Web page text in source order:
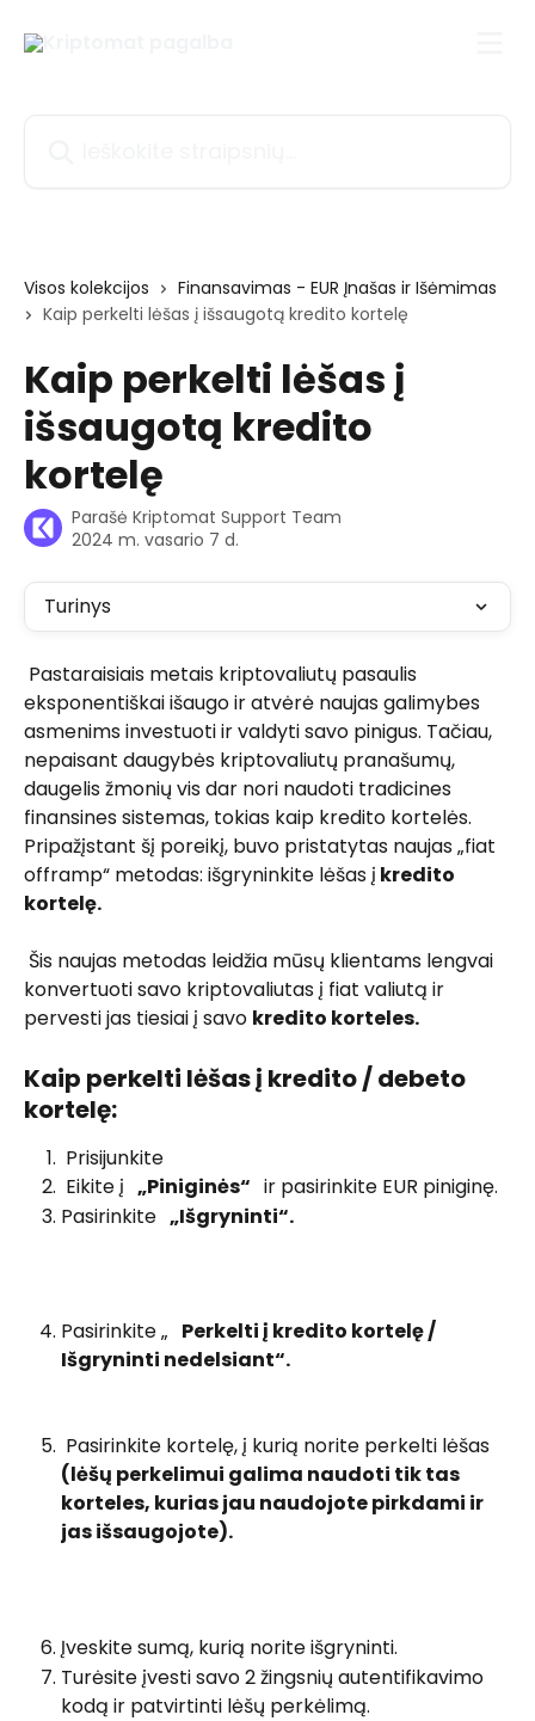
Visos kolekcijos
Finansavimas - EUR Įnašas ir Išėmimas
Kaip perkelti lėšas į išsaugotą kredito kortelę
Kaip perkelti lėšas į
išsaugotą kredito
kortelę
Parašė Kriptomat Support Team
2024 m. vasario 7 d.
Turinys
eksponentiškai išaugo ir atvėrė naujas galimybes
asmenims investuoti ir valdyti savo pinigus. Tačiau,
nepaisant daugybės kriptovaliutų pranašumų,
daugelis žmonių vis dar nori naudoti tradicines
finansines sistemas, tokias kaip kredito kortelės.
Pripažįstant šį poreikį, buvo pristatytas naujas „fiat
offramp“ metodas: išgryninkite lėšas į kredito
kortelę.
konvertuoti savo kriptovaliutas į fiat valiutą ir
pervesti jas tiesiai į savo kredito korteles.
Kaip perkelti lėšas į kredito / debeto
kortelę:
Prisijunkite
Eikite į „Piniginės“
  ir pasirinkite EUR piniginę.
Pasirinkite „Išgryninti“.
Pasirinkite „ Perkelti į kredito kortelę /
Išgryninti nedelsiant“.
Pasirinkite kortelę, į kurią norite perkelti lėšas
(lėšų perkelimui galima naudoti tik tas
korteles, kurias jau naudojote pirkdami ir
jas išsaugojote).
Įveskite sumą, kurią norite išgryninti.
Turėsite įvesti savo 2 žingsnių autentifikavimo
kodą ir patvirtinti lėšų perkėlimą.